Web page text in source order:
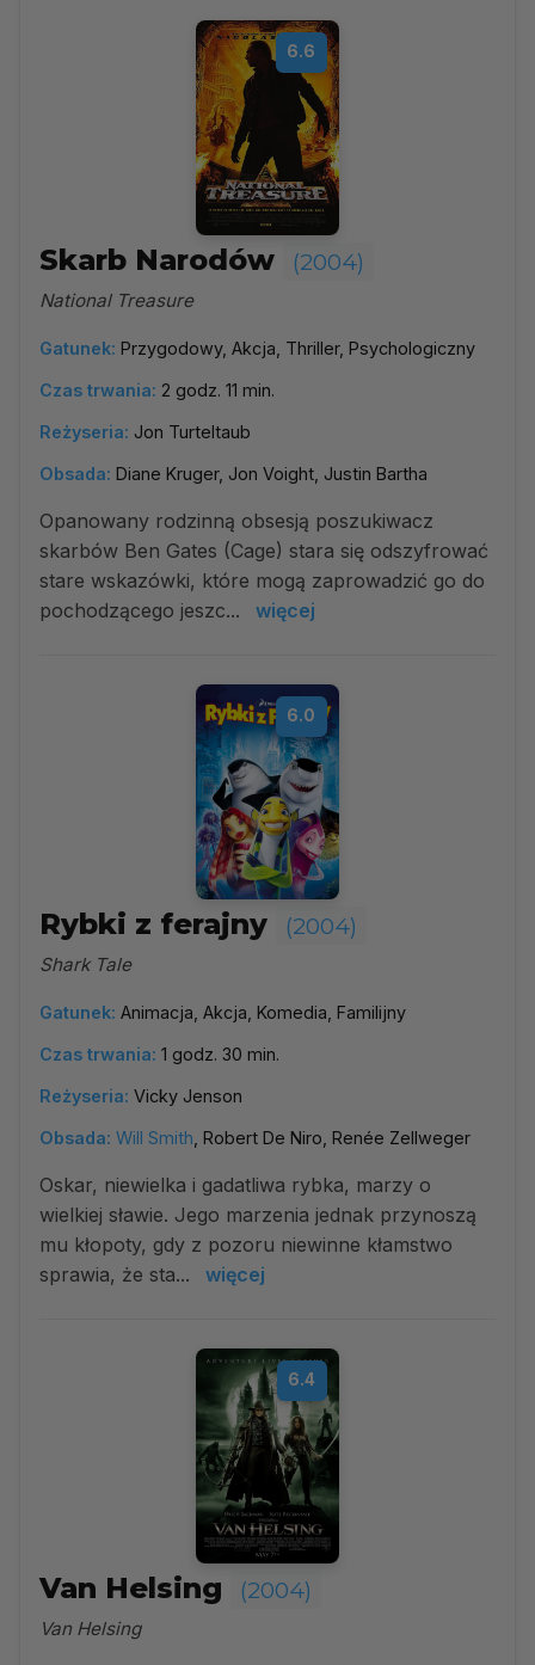
6.6
Skarb Narodów (2004)
National Treasure
Gatunek: Przygodowy, Akcja, Thriller, Psychologiczny
Czas trwania: 2 godz. 11 min.
Reżyseria: Jon Turteltaub
Obsada: Diane Kruger, Jon Voight, Justin Bartha
Opanowany rodzinną obsesją poszukiwacz
skarbów Ben Gates (Cage) stara się odszyfrować
stare wskazówki, które mogą zaprowadzić go do
pochodzącego jeszc...
więcej
6.0
Rybki z ferajny (2004)
Shark Tale
Gatunek: Animacja, Akcja, Komedia, Familijny
Czas trwania: 1 godz. 30 min.
Reżyseria: Vicky Jenson
Obsada: Will Smith , Robert De Niro, Renée Zellweger
Oskar, niewielka i gadatliwa rybka, marzy o
wielkiej sławie. Jego marzenia jednak przynoszą
mu kłopoty, gdy z pozoru niewinne kłamstwo
sprawia, że sta...
więcej
6.4
Van Helsing (2004)
Van Helsing